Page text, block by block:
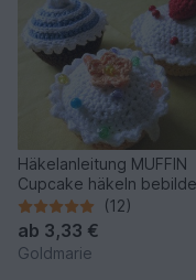
Häkelanleitung MUFFIN
Cupcake häkeln
ANLEITUNG für ein
Nadelkissen
(12)
ab 3,33 €
Goldmarie